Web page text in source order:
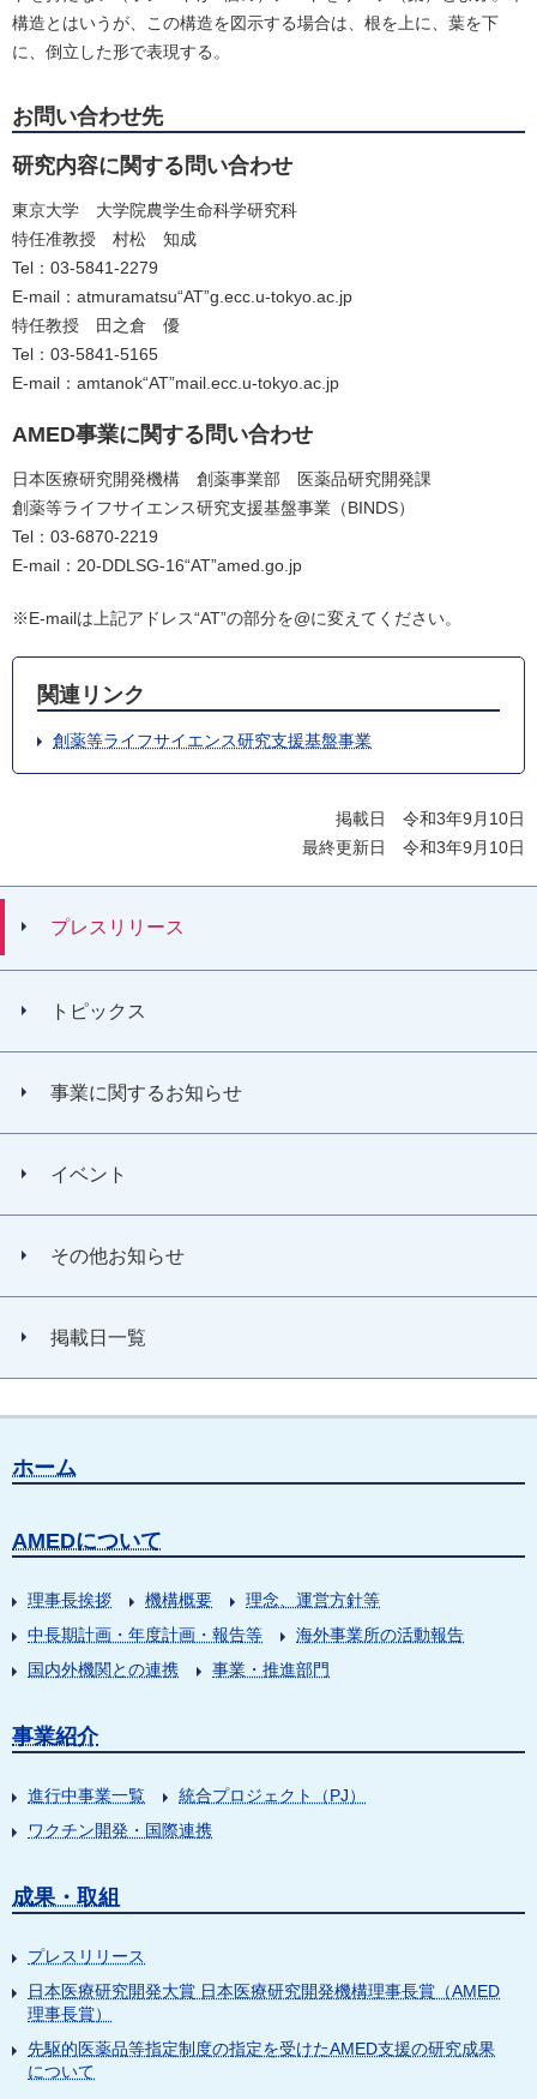
構造とはいうが、この構造を図示する場合は、根を上に、葉を下
に、倒立した形で表現する。
お問い合わせ先
研究内容に関する問い合わせ
東京大学 大学院農学生命科学研究科
特任准教授 村松 知成
Tel：03-5841-2279
E-mail：atmuramatsu“AT”g.ecc.u-tokyo.ac.jp
特任教授 田之倉 優
Tel：03-5841-5165
E-mail：amtanok“AT”mail.ecc.u-tokyo.ac.jp
AMED事業に関する問い合わせ
日本医療研究開発機構 創薬事業部 医薬品研究開発課
創薬等ライフサイエンス研究支援基盤事業（BINDS）
Tel：03-6870-2219
E-mail：20-DDLSG-16“AT”amed.go.jp
※E-mailは上記アドレス“AT”の部分を@に変えてください。
関連リンク
創薬等ライフサイエンス研究支援基盤事業
掲載日 令和3年9月10日
最終更新日 令和3年9月10日
プレスリリース
トピックス
事業に関するお知らせ
イベント
その他お知らせ
掲載日一覧
ホーム
AMEDについて
理事長挨拶 機構概要
理念、運営方針等
中長期計画・年度計画・報告等
海外事業所の活動報告
国内外機関との連携
事業・推進部門
事業紹介
進行中事業一覧
統合プロジェクト（PJ）
ワクチン開発・国際連携
成果・取組
プレスリリース
日本医療研究開発大賞 日本医療研究開発機構理事長賞（AMED
理事長賞）
先駆的医薬品等指定制度の指定を受けたAMED支援の研究成果
について